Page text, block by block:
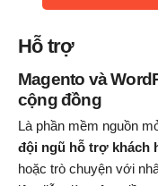
Hỗ trợ
Magento và
cộng đồng
Là phần mềm nguồn
đội ngũ hỗ trợ khách
hoặc trò chuyện với